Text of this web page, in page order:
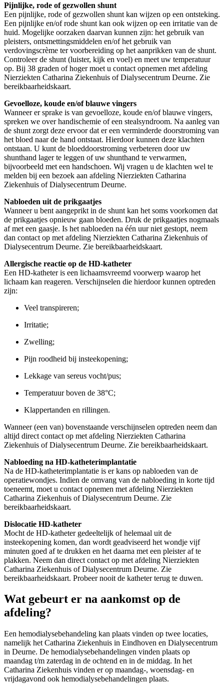
Pijnlijke, rode of gezwollen shunt
Een pijnlijke, rode of gezwollen shunt kan wijzen op een ontsteking.
Een pijnlijke en/of rode shunt kan ook wijzen op een irritatie van de
huid. Mogelijke oorzaken daarvan kunnen zijn: het gebruik van
pleisters, ontsmettingsmiddelen en/of het gebruik van
verdovingscrème ter voorbereiding op het aanprikken van de shunt.
Controleer de shunt (luister, kijk en voel) en meet uw temperatuur
op. Bij 38 graden of hoger moet u contact opnemen met afdeling
Nierziekten Catharina Ziekenhuis of Dialysecentrum Deurne. Zie
bereikbaarheidskaart.
Gevoelloze, koude en/of blauwe vingers
Wanneer er sprake is van gevoelloze, koude en/of blauwe vingers,
spreken we over handischemie of een stealsyndroom. Na aanleg van
de shunt zorgt deze ervoor dat er een verminderde doorstroming van
het bloed naar de hand ontstaat. Hierdoor kunnen deze klachten
ontstaan. U kunt de bloeddoorstroming verbeteren door uw
shunthand lager te leggen of uw shunthand te verwarmen,
bijvoorbeeld met een handschoen. Wij vragen u de klachten wel te
melden bij een bezoek aan afdeling Nierziekten Catharina
Ziekenhuis of Dialysecentrum Deurne.
Nabloeden uit de prikgaatjes
Wanneer u bent aangeprikt in de shunt kan het soms voorkomen dat
de prikgaatjes opnieuw gaan bloeden. Druk de prikgaatjes nogmaals
af met een gaasje. Is het nabloeden na één uur niet gestopt, neem
dan contact op met afdeling Nierziekten Catharina Ziekenhuis of
Dialysecentrum Deurne. Zie bereikbaarheidskaart.
Allergische reactie op de HD-katheter
Een HD-katheter is een lichaamsvreemd voorwerp waarop het
lichaam kan reageren. Verschijnselen die hierdoor kunnen optreden
zijn:
Veel transpireren;
Irritatie;
Zwelling;
Pijn roodheid bij insteekopening;
Lekkage van sereus vocht/pus;
Temperatuur boven de 38°C;
Klappertanden en rillingen.
Wanneer (een van) bovenstaande verschijnselen optreden neem dan
altijd direct contact op met afdeling Nierziekten Catharina
Ziekenhuis of Dialysecentrum Deurne. Zie bereikbaarheidskaart.
Nabloeding na HD-katheterimplantatie
Na de HD-katheterimplantatie is er kans op nabloeden van de
operatiewondjes. Indien de omvang van de nabloeding in korte tijd
toeneemt, moet u contact opnemen met afdeling Nierziekten
Catharina Ziekenhuis of Dialysecentrum Deurne. Zie
bereikbaarheidskaart.
Dislocatie HD-katheter
Mocht de HD-katheter gedeeltelijk of helemaal uit de
insteekopening komen, dan wordt geadviseerd het wondje vijf
minuten goed af te drukken en het daarna met een pleister af te
plakken. Neem dan direct contact op met afdeling Nierziekten
Catharina Ziekenhuis of Dialysecentrum Deurne. Zie
bereikbaarheidskaart. Probeer nooit de katheter terug te duwen.
Wat gebeurt er na aankomst op de
afdeling?
Een hemodialysebehandeling kan plaats vinden op twee locaties,
namelijk het Catharina Ziekenhuis in Eindhoven en Dialysecentrum
in Deurne. De hemodialysebehandelingen vinden plaats op
maandag t/m zaterdag in de ochtend en in de middag. In het
Catharina Ziekenhuis vinden er op maandag-, woensdag- en
vrijdagavond ook hemodialysebehandelingen plaats.